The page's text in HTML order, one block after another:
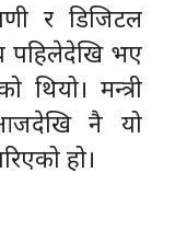
र डिजिटल
पहिलेदेखि भए
थियो। मन्त्री
नै यो
हो।